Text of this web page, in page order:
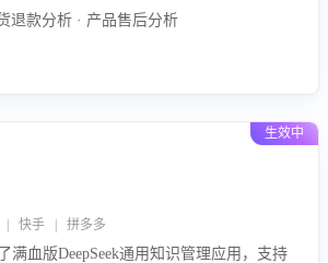
退款分析 · 产品售后分析
生效中
快手 | 拼多多
满血版DeepSeek通用知识管理应用，支持